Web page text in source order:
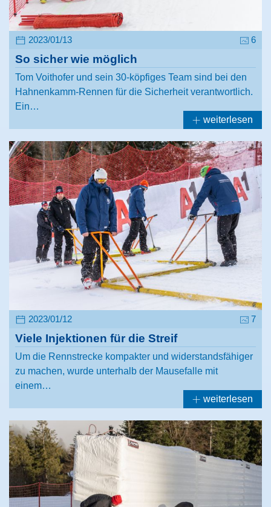
2023/01/13 6
So sicher wie möglich
Tom Voithofer und sein 30-köpfiges Team sind bei den
Hahnenkamm-Rennen für die Sicherheit verantwortlich.
Ein…
weiterlesen
2023/01/12 7
Viele Injektionen für die Streif
Um die Rennstrecke kompakter und widerstandsfähiger
zu machen, wurde unterhalb der Mausefalle mit
einem…
weiterlesen